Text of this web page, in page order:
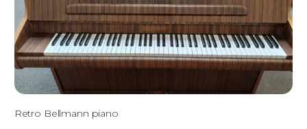
Retro Bellmann piano